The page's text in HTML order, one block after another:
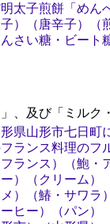
太子煎餅「めん
）（唐辛子）（
さい糖・ビート
、及び「ミルク
県山形市七日
ランス料理のフ
ランス）（鮑・
）（クリーム）
）（鰆・サワラ
ヒー）（パン